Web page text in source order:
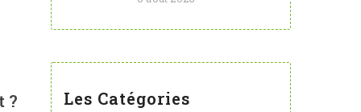
? Les Catégories